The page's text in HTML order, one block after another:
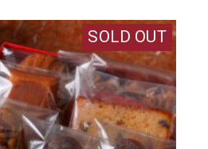
SOLD OUT